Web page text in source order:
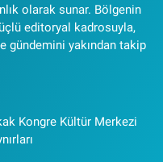
olarak sunar. Bölgenin
editoryal kadrosuyla,
gündemini yakından takip
Kongre Kültür Merkezi